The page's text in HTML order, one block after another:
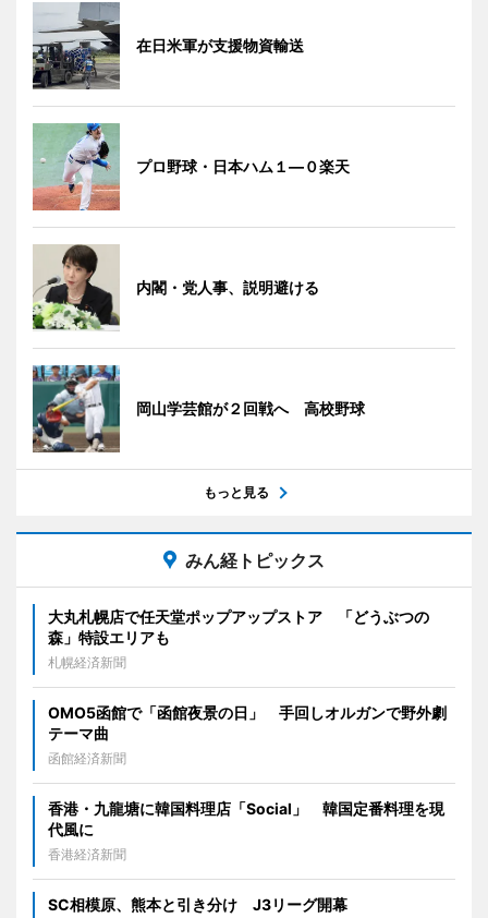
在日米軍が支援物資輸送
プロ野球・日本ハム１―０楽天
内閣・党人事、説明避ける
岡山学芸館が２回戦へ 高校野球
もっと見る
みん経トピックス
大丸札幌店で任天堂ポップアップストア 「どうぶつの
森」特設エリアも
札幌経済新聞
OMO5函館で「函館夜景の日」 手回しオルガンで野外劇
テーマ曲
函館経済新聞
香港・九龍塘に韓国料理店「Social」 韓国定番料理を現
代風に
香港経済新聞
SC相模原、熊本と引き分け J3リーグ開幕